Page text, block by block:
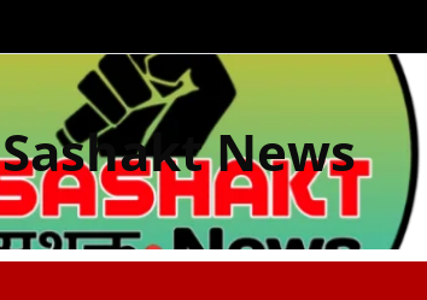
Sashakt News